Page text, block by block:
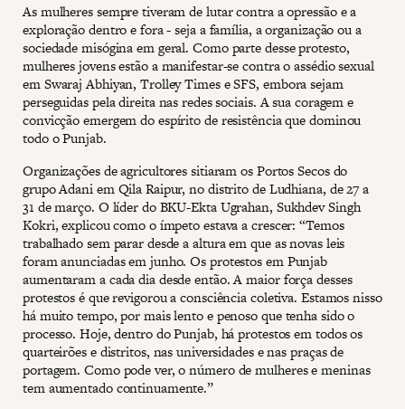
As mulheres sempre tiveram de lutar contra a opressão e a
exploração dentro e fora - seja a família, a organização ou a
sociedade misógina em geral. Como parte desse protesto,
mulheres jovens estão a manifestar-se contra o assédio sexual
em Swaraj Abhiyan, Trolley Times e SFS, embora sejam
perseguidas pela direita nas redes sociais. A sua coragem e
convicção emergem do espírito de resistência que dominou
todo o Punjab.
Organizações de agricultores sitiaram os Portos Secos do
grupo Adani em Qila Raipur, no distrito de Ludhiana, de 27 a
31 de março. O líder do BKU-Ekta Ugrahan, Sukhdev Singh
Kokri, explicou como o ímpeto estava a crescer: “Temos
trabalhado sem parar desde a altura em que as novas leis
foram anunciadas em junho. Os protestos em Punjab
aumentaram a cada dia desde então. A maior força desses
protestos é que revigorou a consciência coletiva. Estamos nisso
há muito tempo, por mais lento e penoso que tenha sido o
processo. Hoje, dentro do Punjab, há protestos em todos os
quarteirões e distritos, nas universidades e nas praças de
portagem. Como pode ver, o número de mulheres e meninas
tem aumentado continuamente.”